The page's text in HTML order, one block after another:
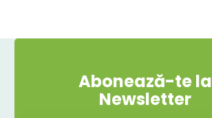
Abonează-te la
Newsletter